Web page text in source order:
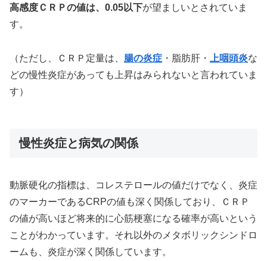
高感度ＣＲＰの値は、0.05以下が望ましいとされていま
す。
（ただし、ＣＲＰ定量は、 腸の炎症 ・脂肪肝・ 上咽頭炎な
どの慢性炎症があっても上昇はみられないと言われていま
す）
慢性炎症と病気の関係
動脈硬化の指標は、コレステロールの値だけでなく、炎症
のマーカーであるCRPの値も深く関係しており、ＣＲＰ
の値が高いほど将来的に心筋梗塞になる確率が高いという
ことがわかっています。それ以外のメタボリックシンドロ
ームも、炎症が深く関係しています。